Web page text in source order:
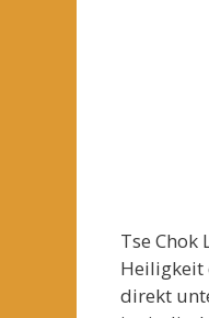
Tse
Heiligkeit
direkt